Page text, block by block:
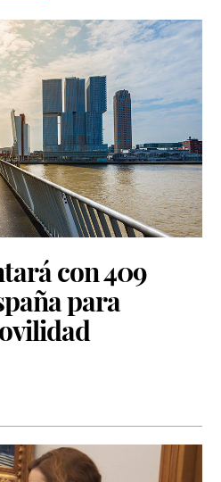
con 409
para